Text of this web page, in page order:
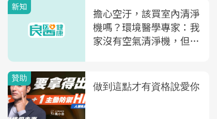
新知
擔心空汙，該買室內清淨
機嗎？環境醫學專家：我
家沒有空氣清淨機，但必